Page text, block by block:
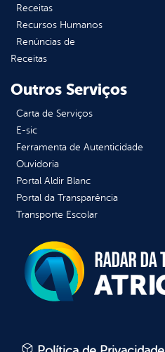
Receitas
Recursos Humanos
Renúncias de
Receitas
Outros Serviços
Carta de Serviços
E-sic
Ferramenta de Autenticidade
Ouvidoria
Portal Aldir Blanc
Portal da Transparência
Transporte Escolar